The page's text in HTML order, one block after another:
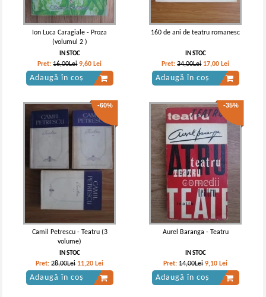
Ion Luca Caragiale - Proza
(volumul 2 )
IN STOC
Pret:16,00Lei 9,60 Lei
Adaugă în coș
160 de ani de teatru romanesc
IN STOC
Pret:34,00Lei 17,00 Lei
Adaugă în coș
-60%
Camil Petrescu - Teatru (3
volume)
IN STOC
Pret:28,00Lei 11,20 Lei
Adaugă în coș
-35%
Aurel Baranga - Teatru
IN STOC
Pret:14,00Lei 9,10 Lei
Adaugă în coș